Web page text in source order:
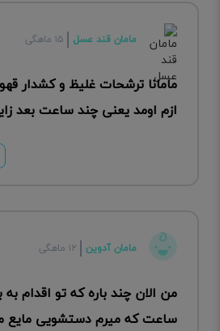
مامان قند عسل ۱۵ ماهگی
مامانا ترشحات غلیظ و کشدار
ازم اومد یعنی چند ساعت بعد
مامان آدوین ۱۲ ماهگی
من الان چند باره که تو اقدام به
ساعت که میرم دستشویی مایع